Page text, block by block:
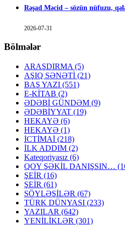
Rəşad Məcid – sözün nüfuzu,
2026-07-31
Bölmələr
ARAŞDIRMA (5)
AŞIQ SƏNƏTİ (21)
BAŞ YAZI (551)
E-KİTAB (2)
ƏDƏBİ GÜNDƏM (9)
ƏDƏBİYYAT (19)
HEKAYƏ (6)
HEKAYƏ (1)
İCTİMAİ (218)
İLK ADDIM (2)
Kateqoriyasız (6)
QOY ŞƏKİL DANIŞSIN…
ŞEİR (16)
ŞEİR (61)
SÖYLƏŞİLƏR (67)
TÜRK DÜNYASI (233)
YAZILAR (642)
YENİLİKLƏR (301)